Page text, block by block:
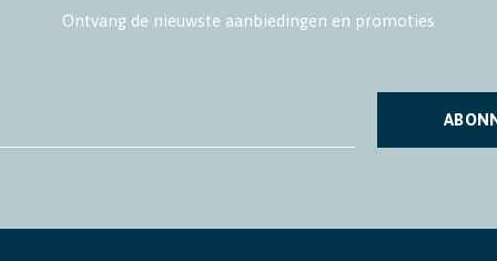
Ontvang de nieuwste aanbiedingen en promoties